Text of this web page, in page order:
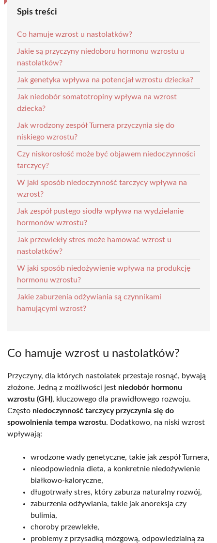
Spis treści
Co hamuje wzrost u nastolatków?
Jakie są przyczyny niedoboru hormonu wzrostu u
nastolatków?
Jak genetyka wpływa na potencjał wzrostu dziecka?
Jak niedobór somatotropiny wpływa na wzrost
dziecka?
Jak wrodzony zespół Turnera przyczynia się do
niskiego wzrostu?
Czy niskorosłość może być objawem niedoczynności
tarczycy?
W jaki sposób niedoczynność tarczycy wpływa na
wzrost?
Jak zespół pustego siodła wpływa na wydzielanie
hormonów wzrostu?
Jak przewlekły stres może hamować wzrost u
nastolatków?
W jaki sposób niedożywienie wpływa na produkcję
hormonu wzrostu?
Jakie zaburzenia odżywiania są czynnikami
hamującymi wzrost?
Co hamuje wzrost u nastolatków?
Przyczyny, dla których nastolatek przestaje rosnąć, bywają
złożone. Jedną z możliwości jest niedobór hormonu
wzrostu (GH), kluczowego dla prawidłowego rozwoju.
Często niedoczynność tarczycy przyczynia się do
spowolnienia tempa wzrostu. Dodatkowo, na niski wzrost
wpływają:
wrodzone wady genetyczne, takie jak zespół Turnera,
nieodpowiednia dieta, a konkretnie niedożywienie
białkowo-kaloryczne,
długotrwały stres, który zaburza naturalny rozwój,
zaburzenia odżywiania, takie jak anoreksja czy
bulimia,
choroby przewlekłe,
problemy z przysadką mózgową, odpowiedzialną za